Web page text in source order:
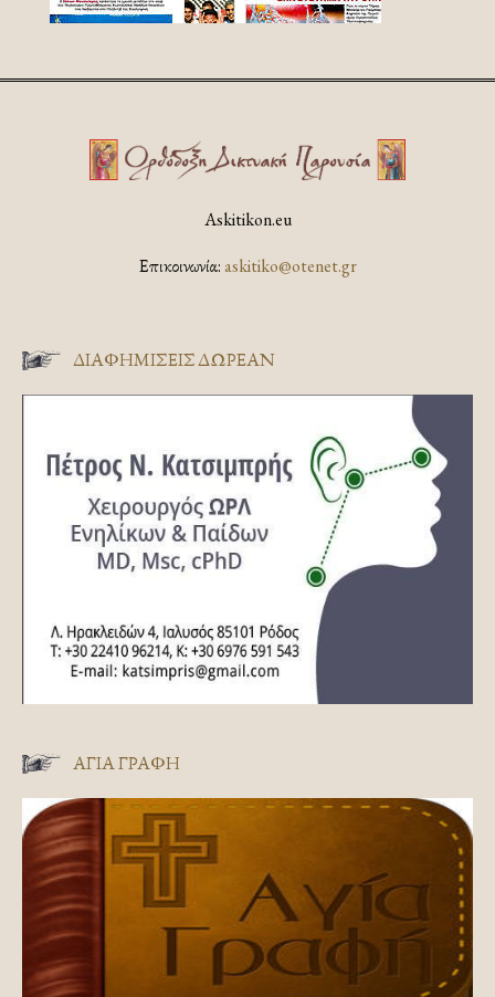
Askitikon.eu
Επικοινωνία:askitiko@otenet.gr
ΔΙΑΦΗΜΊΣΕΙΣ ΔΩΡΕΆΝ
ΑΓΊΑ ΓΡΑΦΉ